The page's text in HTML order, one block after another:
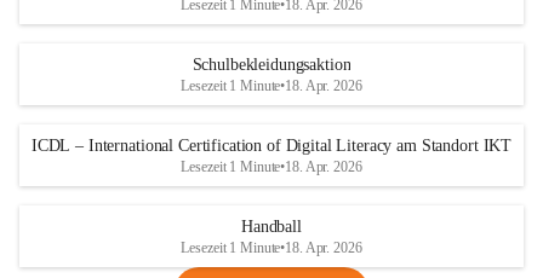
Lesezeit 1 Minute•18. Apr. 2026
Schulbekleidungsaktion
Lesezeit 1 Minute•18. Apr. 2026
ICDL – International Certification of Digital Literacy am Standort IKT
Lesezeit 1 Minute•18. Apr. 2026
Handball
Lesezeit 1 Minute•18. Apr. 2026